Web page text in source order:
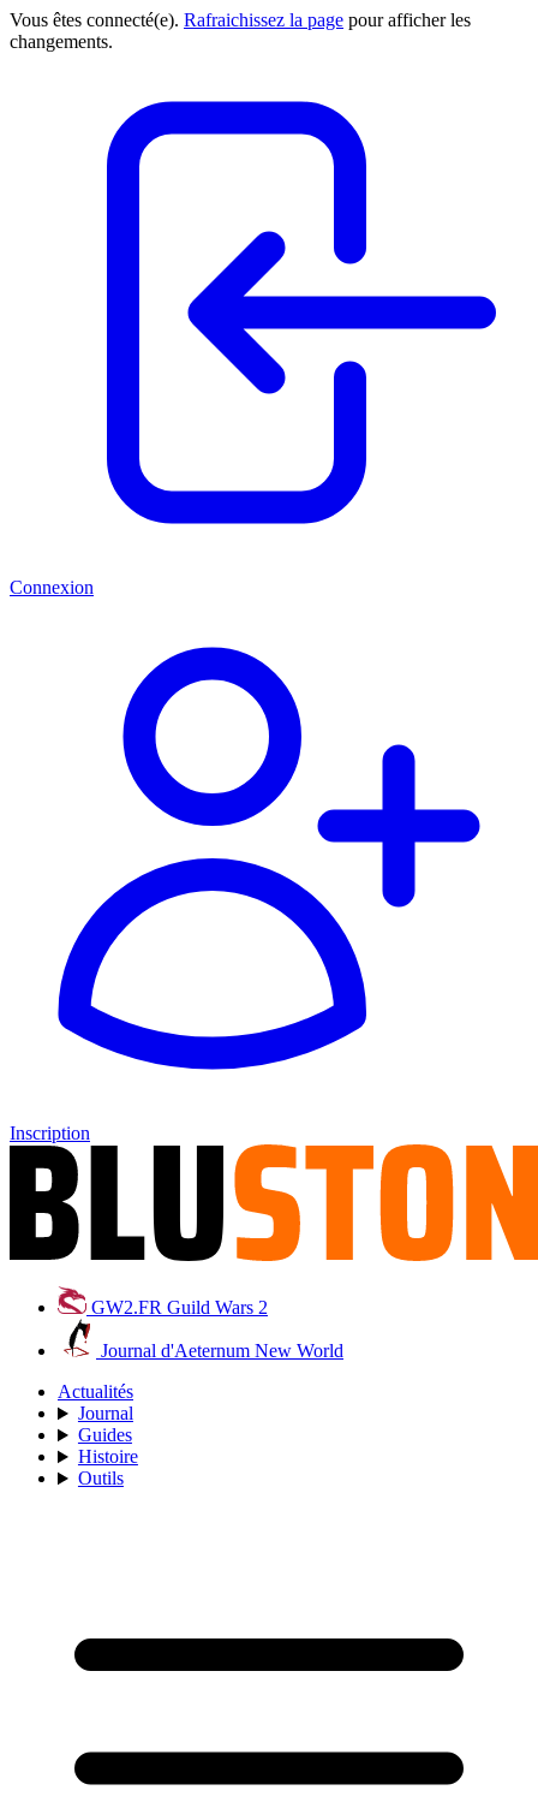
Vous êtes connecté(e). Rafraichissez la page pour afficher les
changements.
Connexion
Inscription
GW2.FR Guild Wars 2
Journal d'Aeternum New World
Actualités
Journal
Guides
Histoire
Outils